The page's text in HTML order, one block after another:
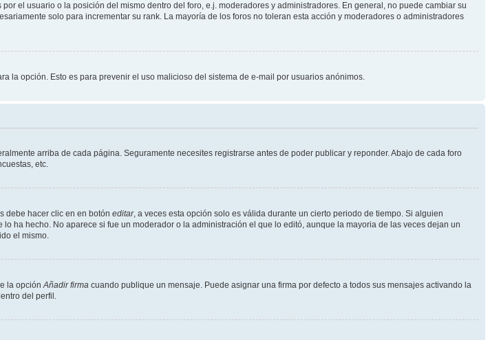
el usuario o la posición del mismo dentro del foro, e.j. moderadores y administradores. En general, no puede cambiar su
solo para incrementar su rank. La mayoría de los foros no toleran esta acción y moderadores o administradores
la opción. Esto es para prevenir el uso malicioso del sistema de e-mail por usuarios anónimos.
arriba de cada página. Seguramente necesites registrarse antes de poder publicar y reponder. Abajo de cada foro
etc.
debe hacer clic en en botón editar, a veces esta opción solo es válida durante un cierto periodo de tiempo. Si alguien
ha hecho. No aparece si fue un moderador o la administración el que lo editó, aunque la mayoria de las veces dejan un
el mismo.
la opciónAñadir firma cuando publique un mensaje. Puede asignar una firma por defecto a todos sus mensajes activando la
del perfil.